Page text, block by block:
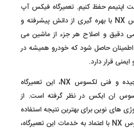
اپتیمم حفظ کنیم. تعمیرگاه‌ فیکس آپ
کار با متخصصین لکسوس NX با بهره‌ گیری از دانش پیشرفته و
دقیق و اصلاح هر جزء از ماشین می‌
اطمینان حاصل شود که خودرو همیشه در
قرار دارد.
با توجه به نیازهای پیچیده و فنی لکسوس NX، این تعمیرگاه
ان ایکس در نظر گرفته است. از
های نوین برای بهترین نتیجه استفاده
می‌ شود تا مالکان لکسوس NX با اعتماد به خدمات این تعمیرگاه،